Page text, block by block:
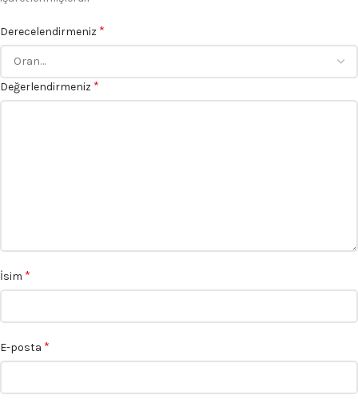
Derecelendirmeniz *
Değerlendirmeniz *
İsim *
E-posta *